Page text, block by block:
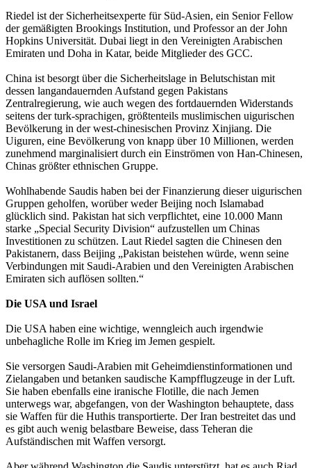
Riedel ist der Sicherheitsexperte für Süd-Asien, ein Senior Fellow
der gemäßigten Brookings Institution, und Professor an der John
Hopkins Universität. Dubai liegt in den Vereinigten Arabischen
Emiraten und Doha in Katar, beide Mitglieder des GCC.
China ist besorgt über die Sicherheitslage in Belutschistan mit
dessen langandauernden Aufstand gegen Pakistans
Zentralregierung, wie auch wegen des fortdauernden Widerstands
seitens der turk-sprachigen, größtenteils muslimischen uigurischen
Bevölkerung in der west-chinesischen Provinz Xinjiang. Die
Uiguren, eine Bevölkerung von knapp über 10 Millionen, werden
zunehmend marginalisiert durch ein Einströmen von Han-Chinesen,
Chinas größter ethnischen Gruppe.
Wohlhabende Saudis haben bei der Finanzierung dieser uigurischen
Gruppen geholfen, worüber weder Beijing noch Islamabad
glücklich sind. Pakistan hat sich verpflichtet, eine 10.000 Mann
starke „Special Security Division“ aufzustellen um Chinas
Investitionen zu schützen. Laut Riedel sagten die Chinesen den
Pakistanern, dass Beijing „Pakistan beistehen würde, wenn seine
Verbindungen mit Saudi-Arabien und den Vereinigten Arabischen
Emiraten sich auflösen sollten.“
Die USA und Israel
Die USA haben eine wichtige, wenngleich auch irgendwie
unbehagliche Rolle im Krieg im Jemen gespielt.
Sie versorgen Saudi-Arabien mit Geheimdienstinformationen und
Zielangaben und betanken saudische Kampfflugzeuge in der Luft.
Sie haben ebenfalls eine iranische Flotille, die nach Jemen
unterwegs war, abgefangen, von der Washington behauptete, dass
sie Waffen für die Huthis transportierte. Der Iran bestreitet das und
es gibt auch wenig belastbare Beweise, dass Teheran die
Aufständischen mit Waffen versorgt.